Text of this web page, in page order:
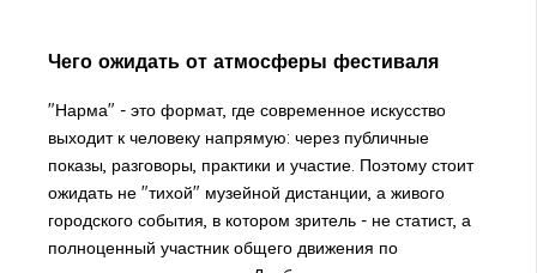
Чего ожидать от атмосферы фестиваля
"Нарма" - это формат, где современное искусство
выходит к человеку напрямую: через публичные
показы, разговоры, практики и участие. Поэтому стоит
ожидать не "тихой" музейной дистанции, а живого
городского события, в котором зритель - не статист, а
полноценный участник общего движения по